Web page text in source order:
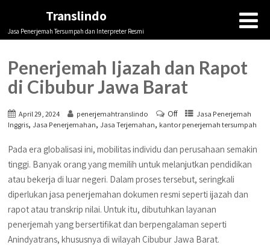
Translindo
Jasa Penerjemah Tersumpah dan Interpreter Resmi
Penerjemah Ijazah dan Rapot
di Cibubur Jawa Barat
April 29, 2024 penerjemahtranslindo Off
Jasa Penerjemah
Inggris, Jasa Penerjemahan, Jasa Terjemahan, kantor penerjemah tersumpah
Pada era globalisasi ini, mobilitas individu dan perusahaan semakin
tinggi. Banyak orang yang memilih untuk melanjutkan pendidikan
atau bekerja di luar negeri. Dalam proses tersebut, seringkali
diperlukan jasa penerjemahan dokumen resmi seperti ijazah dan
rapot atau transkrip nilai. Untuk itu, dibutuhkan layanan
penerjemah yang bersertifikat dan berpengalaman seperti
Anindyatrans, khususnya di wilayah Cibubur Jawa Barat.